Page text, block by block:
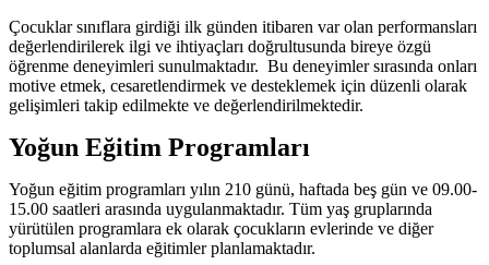
Çocuklar sınıflara girdiği ilk günden itibaren var olan performansları
değerlendirilerek ilgi ve ihtiyaçları doğrultusunda bireye özgü
öğrenme deneyimleri sunulmaktadır. Bu deneyimler sırasında onları
motive etmek, cesaretlendirmek ve desteklemek için düzenli olarak
gelişimleri takip edilmekte ve değerlendirilmektedir.
Yoğun Eğitim Programları
Yoğun eğitim programları yılın 210 günü, haftada beş gün ve 09.00-
15.00 saatleri arasında uygulanmaktadır. Tüm yaş gruplarında
yürütülen programlara ek olarak çocukların evlerinde ve diğer
toplumsal alanlarda eğitimler planlamaktadır.